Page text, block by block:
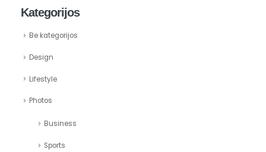
Kategorijos
Be kategorijos
Design
Lifestyle
Photos
Business
Sports